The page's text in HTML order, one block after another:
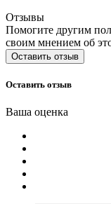
Отзывы
Помогите другим
своим мнением об
Оставить отзыв
Оставить отзыв
Ваша оценка